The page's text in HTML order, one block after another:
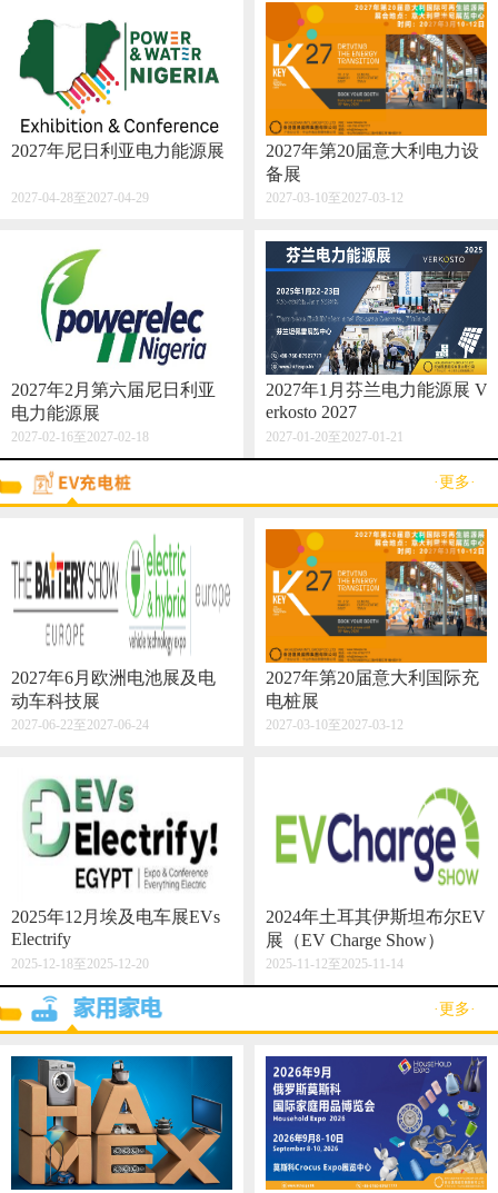
2027年尼日利亚电力能源展
2027-04-28至2027-04-29
2027年第20届意大利电力设
备展
2027-03-10至2027-03-12
2027年2月第六届尼日利亚
电力能源展
2027-02-16至2027-02-18
2027年1月芬兰电力能源展 V
erkosto 2027
2027-01-20至2027-01-21
·更多·
2027年6月欧洲电池展及电
动车科技展
2027-06-22至2027-06-24
2027年第20届意大利国际充
电桩展
2027-03-10至2027-03-12
2025年12月埃及电车展EVs
Electrify
2025-12-18至2025-12-20
2024年土耳其伊斯坦布尔EV
展（EV Charge Show）
2025-11-12至2025-11-14
·更多·